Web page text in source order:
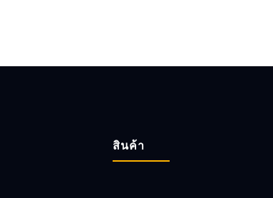
สินค้า